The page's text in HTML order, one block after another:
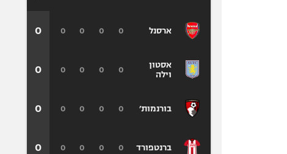
ארסנל
אסטון
וילה
בורנמות׳
ברנטפורד
0
0
0
0
0
0
0
0
0
0
0
0
0
0
0
0
0
0
0
0